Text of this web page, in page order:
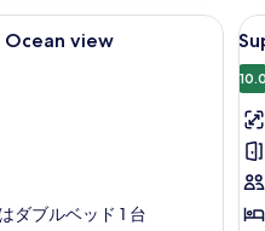
真
を
表
示
す
る
Bunker Double, No Ocean
Ocean view
ダブルベッド 1 台
No
の
10.0